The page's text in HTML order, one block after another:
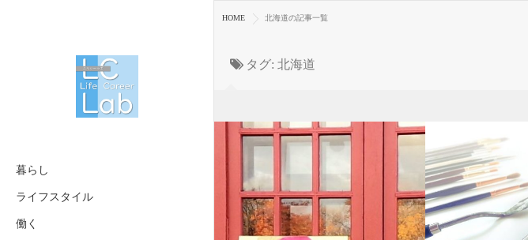
暮らし
ライフスタイル
働く
HOME 北海道の記事一覧
タグ: 北海道